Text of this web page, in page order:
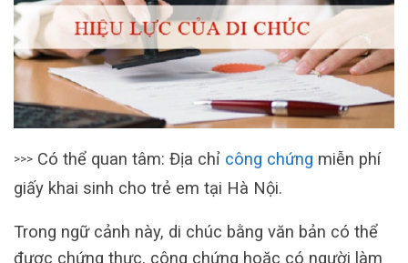
>>> Có thể quan tâm: Địa chỉ công chứng miễn phí
giấy khai sinh cho trẻ em tại Hà Nội.
Trong ngữ cảnh này, di chúc bằng văn bản có thể
được chứng thực, công chứng hoặc có người làm